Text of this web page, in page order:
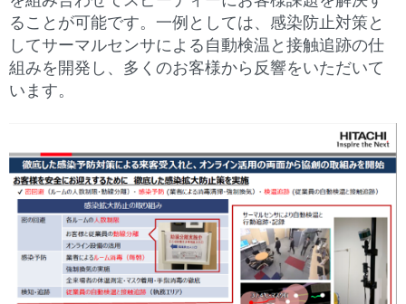
ることが可能です。一例としては、感染防止対策と
してサーマルセンサによる自動検温と接触追跡の仕
組みを開発し、多くのお客様から反響をいただいて
います。